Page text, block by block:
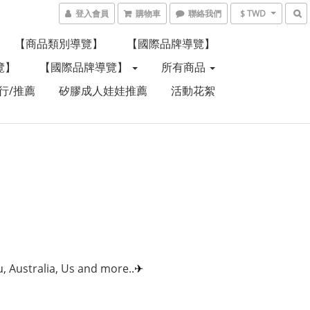
登入會員 購物車 聯絡我們 $ TWD
【商品類別導覽】
【國際品牌導覽】
【國際品牌導覽】
所有商品
/推薦
矽膠成人娃娃推薦 活動花絮
Australia, Us and more..✈